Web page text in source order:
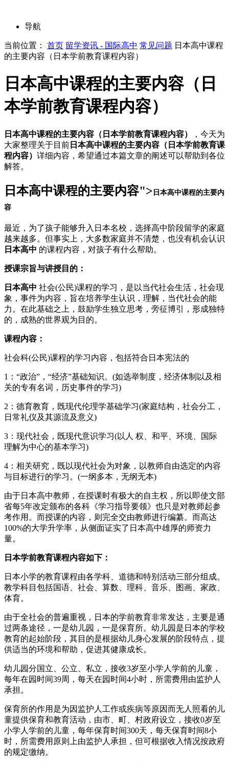
导航
当前位置： 首页 留学资讯 - 国际高中 常见问题 日本高中课程
的主要内容（日本学前教育课程内容）
日本高中课程的主要内容（日
本学前教育课程内容）
日本高中课程的主要内容（日本学前教育课程内容）
，今天为
大家整理关于目前 日本高中课程的主要内容（日本学前教育课
程内容） 详细内容，希望通过本篇文章的阐述可以帮助到各位
解答。
日本高中课程的主要内容"> 日本高中课程的主要内
容
最近，为了孩子能够升入日本名校，选择高中阶段留学的家庭
越来越多。但事实上，大多数家庭并不清楚，也没有机会认识
日本高中 的课程内容，对孩子有什么帮助。
授课宗旨与讲授目的：
日本高中 社会(公民)课程的学习，是以当代社会生活，社会现
象，事件为内容，旨在培养学生认识，理解，当代社会的能
力。在此基础之上，鼓励学生独立思考，旁征博引，形成独特
的，成熟的世界观为目的。
课程内容：
社会科(公民)课程的学习内容，包括符合日本宪法的
1：“政治”，“经济”基础知识。(如选举制度，经济体制以及相
关的专有名词，历史事件的学习)
2：德育教育，既现代伦理学基础学习(家庭结构，社会分工，
日常礼仪及其源流及意义)
3：现代社会，既现代意识学习(以人 权、和平、环境、国际
理解为中心的基本学习)
4：相关研究，既以现代社会为对象，以教师自由选定的内容
与目标进行的学习。(一纲多本，无纲无本)
由于日本高中教师，在授课时有极大的自主权，所以即使文部
省每5年改定颁布的各科《学习指导要领》也只是对教师起参
考作用。而授课的内容，则完全交由教师进行编纂。而高达
100%的大学升学率，从侧面证实了日本高中雄厚的师资力
量。
日本学前教育课程内容如下：
日本小学的教育课程由各学科、道德和特别活动三部分组成。
教学科目包括国语、社会、算数、理科、音乐、图画、家政、
体育。
由于全社会的普遍重视，日本的学前教育非常发达，主要是通
过两条途径，一是幼儿园，一是保育所。幼儿园是日本的学校
教育的起始阶段，其目的是根据幼儿身心发展的阶段特点，提
供适当的环境和帮助，促进其健康成长。
幼儿园分国立、公立、私立，接收3岁至小学人学前的儿童，
每年在园时间39周，每天在园时间4小时，所需费用由监护人
承担。
保育所的作用是为因监护人工作或疾病等原因而无人照看的儿
童提供保育和教育活动，由市、町、村政府设立，接收0岁至
小学人学前的儿童，每年保育时间300天，每天保育时间8小
时，所需费用原则上由监护人承担，但可根据收入情况按政府
的规定缴纳。